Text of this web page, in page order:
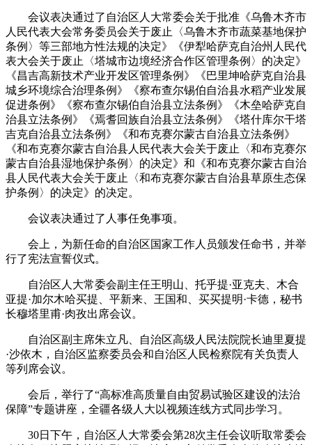
会议表决通过了自治区人大常委会关于批准《乌鲁木齐市
人民代表大会常务委员会关于废止〈乌鲁木齐市蔬菜基地保护
条例〉等三部地方性法规的决定》《伊犁哈萨克自治州人民代
表大会关于废止〈塔城市边境经济合作区管理条例〉的决定》
《昌吉高新技术产业开发区管理条例》《巴里坤哈萨克自治县
城乡环境综合治理条例》《察布查尔锡伯自治县水稻产业发展
促进条例》《察布查尔锡伯自治县立法条例》《木垒哈萨克自
治县立法条例》《焉耆回族自治县立法条例》《塔什库尔干塔
吉克自治县立法条例》《和布克赛尔蒙古自治县立法条例》
《和布克赛尔蒙古自治县人民代表大会关于废止〈和布克赛尔
蒙古自治县湿地保护条例〉的决定》和《和布克赛尔蒙古自治
县人民代表大会关于废止〈和布克赛尔蒙古自治县草原生态保
护条例〉的决定》的决定。
会议表决通过了人事任免事项。
会上，为新任命的自治区国家工作人员颁发任命书，并举
行了宪法宣誓仪式。
自治区人大常委会副主任王明山、托乎提·亚克夫、木合
亚提·加尔木哈买提、平新来、王国和、买买提明·卡德，秘书
长穆塔里甫·肉孜出席会议。
自治区副主席朱立凡、自治区高级人民法院院长迪里夏提
·沙依木，自治区监察委员会和自治区人民检察院有关负责人
等列席会议。
会后，举行了“高标准高质量自由贸易试验区建设的法治
保障”专题讲座，全疆各级人大以视频连线方式同步学习。
30日下午，自治区人大常委会第28次主任会议听取常委会